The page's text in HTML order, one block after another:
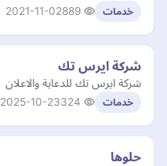
خدمات 2021-11-02
شركة ايرس تك
شركة ايرس تك للدعاية والاعلان
خدمات 2025-10-23
حلوها